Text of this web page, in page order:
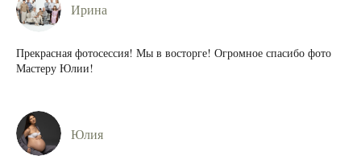
Ирина
Прекрасная фотосессия! Мы в восторге! Огромное спасибо фото
Мастеру Юлии!
Юлия